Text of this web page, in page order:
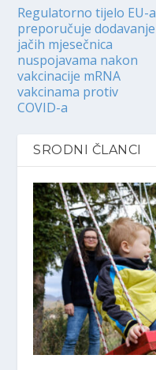
Regulatorno tijelo EU-a
preporučuje dodavanje
jačih mjesečnica
nuspojavama nakon
vakcinacije mRNA
vakcinama protiv
COVID-a
SRODNI ČLANCI